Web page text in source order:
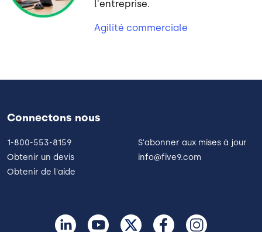
l'entreprise.
Agilité commerciale
Connectons nous
1-800-553-8159
Obtenir un devis
Obtenir de l'aide
S'abonner aux mises à jour
info@five9.com